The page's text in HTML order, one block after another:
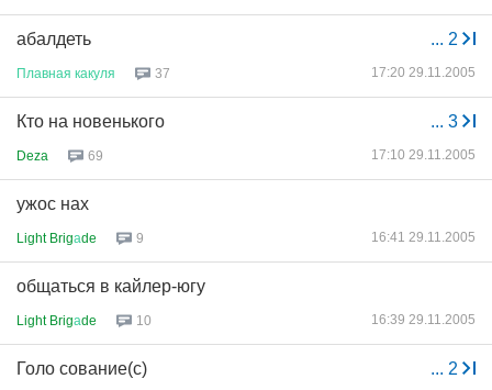
... 2
абалдеть
Плавная какуля 37 17:20 29.11.2005
... 3
Кто на новенького
Deza 69 17:10 29.11.2005
ужос нах
Light Brigаde 9 16:41 29.11.2005
общаться в кайлер-югу
Light Brigаde 10 16:39 29.11.2005
... 2
Голо сование(с)